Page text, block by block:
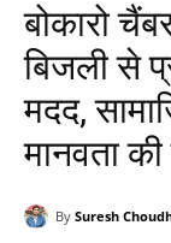
बोकारो
बिजली से
मदद,
मानवता
By Suresh